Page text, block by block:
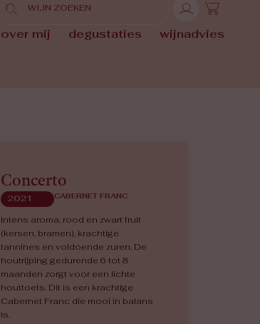
over mij degustaties wijnadvies
Concerto
2021 CABERNET FRANC
Intens aroma, rood en zwart fruit
(kersen, bramen), krachtige
tannines en voldoende zuren. De
houtrijping gedurende 6 tot 8
maanden zorgt voor een lichte
houttoets. Dit is een krachtige
Cabernet Franc die mooi in balans
is.